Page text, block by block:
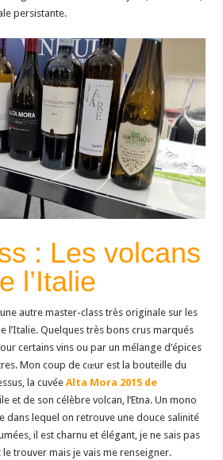
persistante.
: Les volcans
l’Italie
autre master-class très originale sur les
l’Italie. Quelques très bons crus marqués
certains vins ou par un mélange d’épices
Mon coup de cœur est la bouteille du
la cuvéeAlta Mora 2015 de
et de son célèbre volcan, l’Etna. Un mono
dans lequel on retrouve une douce salinité
il est charnu et élégant, je ne sais pas
trouver mais je vais me renseigner.